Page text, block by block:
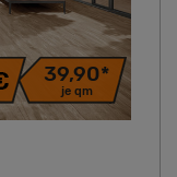
39,90*
je qm